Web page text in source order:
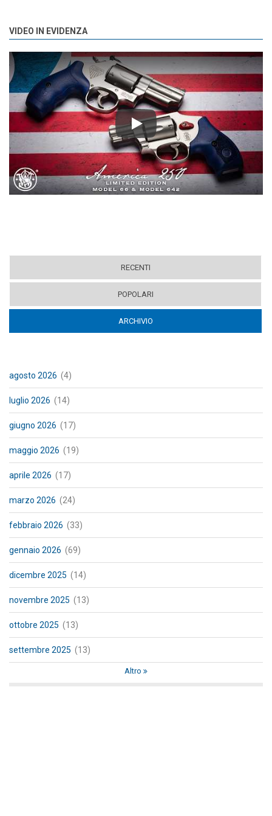
VIDEO IN EVIDENZA
Play
RECENTI
POPOLARI
ARCHIVIO
agosto 2026 (4)
luglio 2026 (14)
giugno 2026 (17)
maggio 2026 (19)
aprile 2026 (17)
marzo 2026 (24)
febbraio 2026 (33)
gennaio 2026 (69)
dicembre 2025 (14)
novembre 2025 (13)
ottobre 2025 (13)
settembre 2025 (13)
Altro